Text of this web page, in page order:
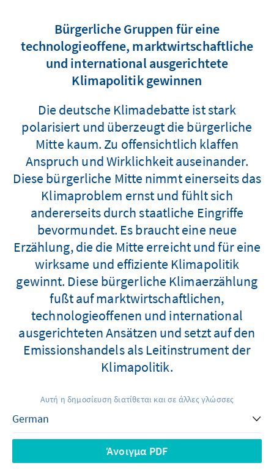
Bürgerliche Gruppen für eine
technologieoffene, marktwirtschaftliche
und international ausgerichtete
Klimapolitik gewinnen
Die deutsche Klimadebatte ist stark
polarisiert und überzeugt die bürgerliche
Mitte kaum. Zu offensichtlich klaffen
Anspruch und Wirklichkeit auseinander.
Diese bürgerliche Mitte nimmt einerseits das
Klimaproblem ernst und fühlt sich
andererseits durch staatliche Eingriffe
bevormundet. Es braucht eine neue
Erzählung, die die Mitte erreicht und für eine
wirksame und effiziente Klimapolitik
gewinnt. Diese bürgerliche Klimaerzählung
fußt auf marktwirtschaftlichen,
technologieoffenen und international
ausgerichteten Ansätzen und setzt auf den
Emissionshandels als Leitinstrument der
Klimapolitik.
Αυτή η δημοσίευση διατίθεται και σε άλλες γλώσσες
Άνοιγμα PDF